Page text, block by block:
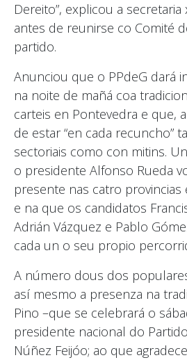
Dereito”, explicou a
antes de reunirse co Comité
partido.
Anunciou que o PPdeG dará
na noite de mañá coa
carteis en Pontevedra e que,
de estar “en cada recuncho”
sectoriais como con mitins.
o presidente Alfonso Rueda
presente nas catro provincias
e na que os candidatos
Adrián Vázquez e Pablo
cada un o seu propio
A número dous dos
así mesmo a presenza na
Pino –que se celebrará o
presidente nacional do
Núñez Feijóo; ao que